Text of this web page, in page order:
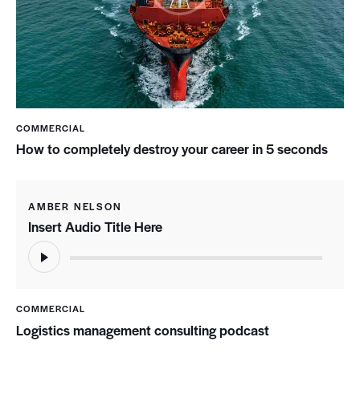
COMMERCIAL
How to completely destroy your career in 5 seconds
AMBER NELSON
Insert Audio Title Here
Audio
Player
COMMERCIAL
Logistics management consulting podcast